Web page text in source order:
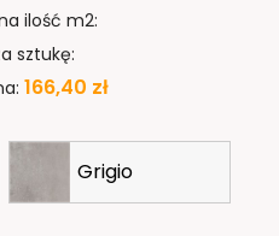
ilość m2:
sztukę:
166,40 zł
Grigio